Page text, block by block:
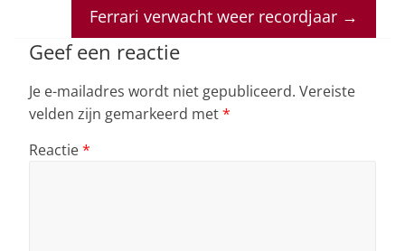
p
o
o
k
n s
Ferrari verwacht weer recordjaar →
Geef een reactie
Je e-mailadres wordt niet gepubliceerd. Vereiste
velden zijn gemarkeerd met*
Reactie*